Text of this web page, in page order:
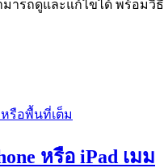
มารถดูและแก้ไขได้ พร้อมวิธี
หรือ iPad เมม